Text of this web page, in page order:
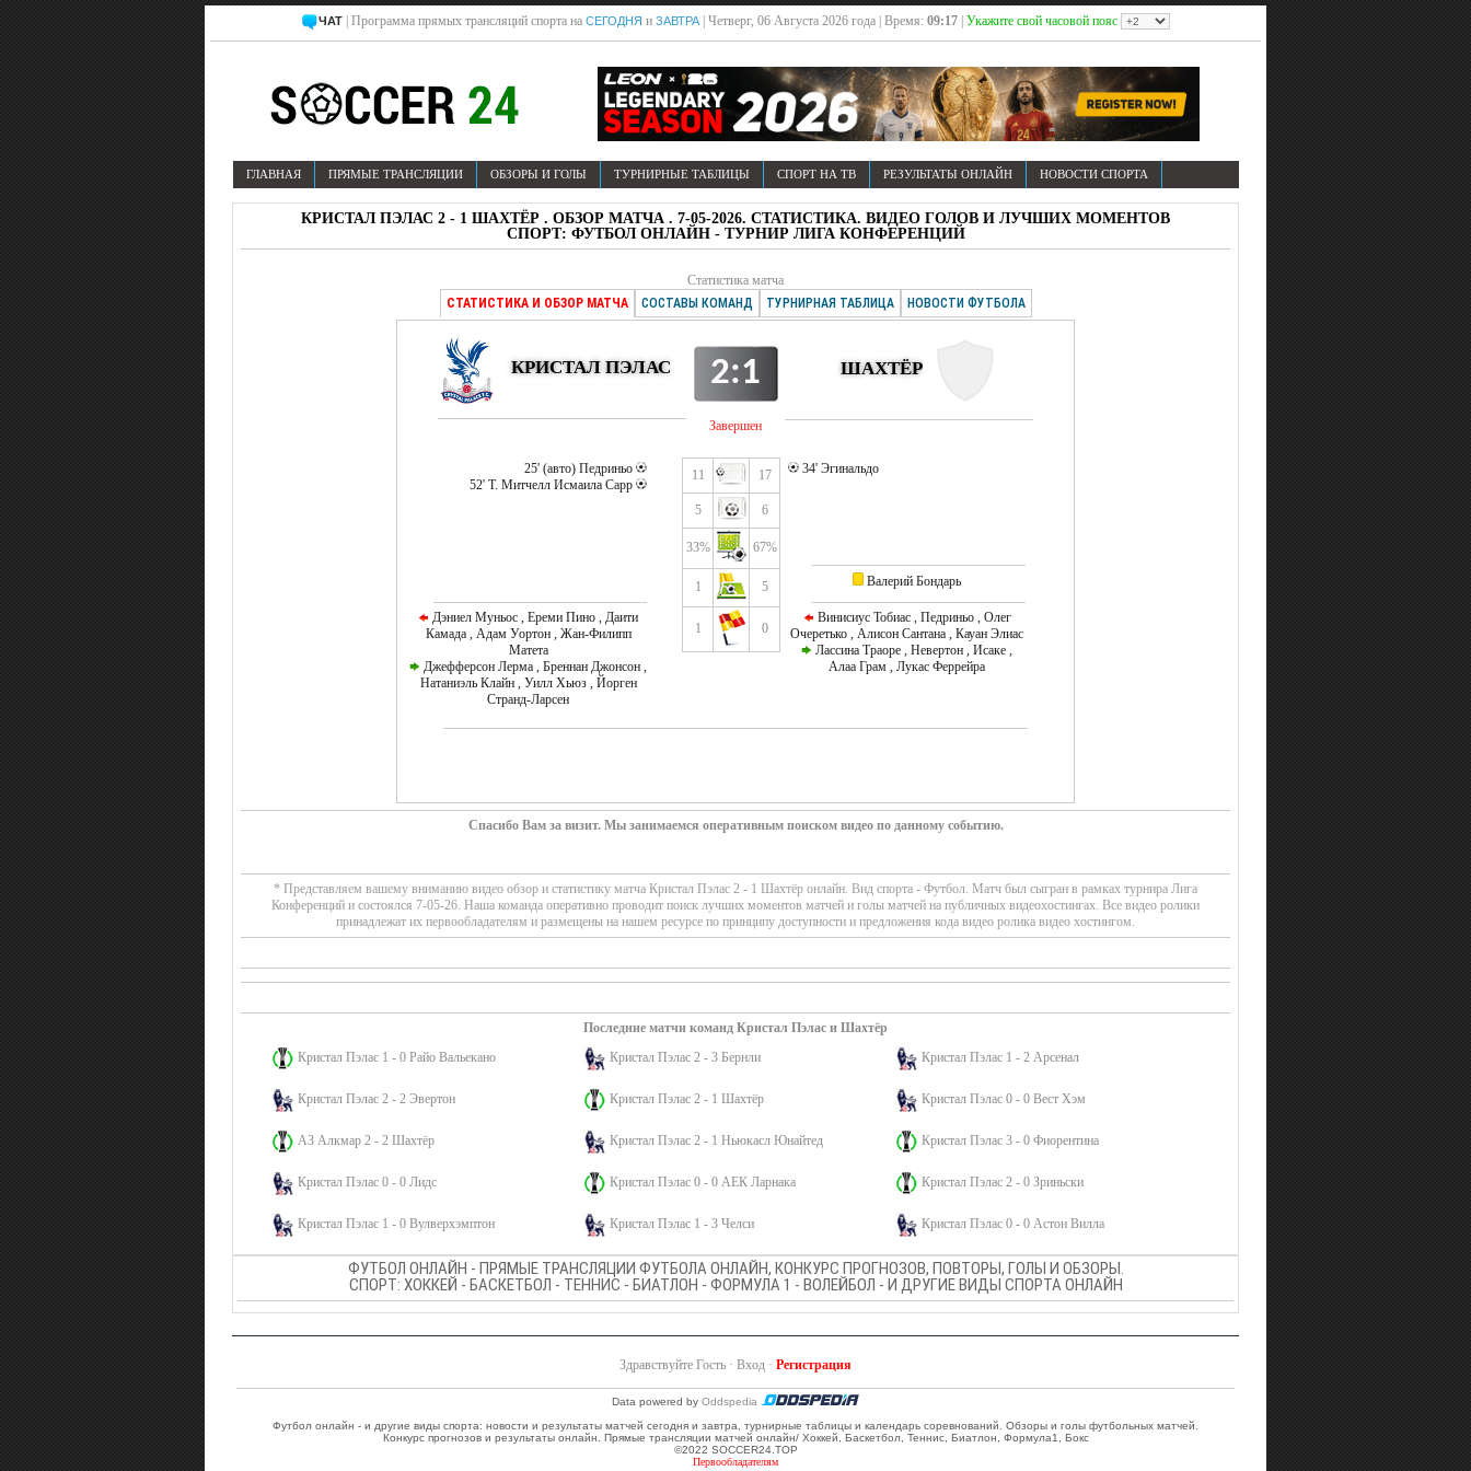
ЧАТ | Программа прямых трансляций спорта на СЕГОДНЯ и ЗАВТРА| Четверг, 06 Августа 2026 года | Время: 09:17 Укажите свой часовой пояс
ГЛАВНАЯ ПРЯМЫЕ ТРАНСЛЯЦИИ ОБЗОРЫ И ГОЛЫ ТУРНИРНЫЕ ТАБЛИЦЫ СПОРТ НА ТВ РЕЗУЛЬТАТЫ ОНЛАЙН НОВОСТИ СПОРТА
КРИСТАЛ ПЭЛАС 2 - 1 ШАХТЁР . ОБЗОР МАТЧА . 7-05-2026. СТАТИСТИКА. ВИДЕО ГОЛОВ И ЛУЧШИХ МОМЕНТОВ
СПОРТ: ФУТБОЛ ОНЛАЙН - ТУРНИР ЛИГА КОНФЕРЕНЦИЙ
Статистика матча
СТАТИСТИКА И ОБЗОР МАТЧА
СОСТАВЫ КОМАНД ТУРНИРНАЯ ТАБЛИЦА НОВОСТИ ФУТБОЛА
КРИСТАЛ ПЭЛАС 2:1
Завершен
ШАХТЁР
25' (авто) Педриньо
52' Т. Митчелл Исмаила Сарр
Дэниел Муньос , Ереми Пино , Даити
Камада , Адам Уортон , Жан-Филипп
Матета
Джефферсон Лерма , Бреннан Джонсон ,
Натаниэль Клайн , Уилл Хьюз , Йорген
Странд-Ларсен
11 17
5 6
33% 67%
1 5
1 0
34' Эгинальдо
Валерий Бондарь
Винисиус Тобиас , Педриньо , Олег
Очеретько , Алисон Сантана , Кауан Элиас
Лассина Траоре , Невертон , Исаке ,
Алаа Грам , Лукас Феррейра
Спасибо Вам за визит. Мы занимаемся оперативным поиском видео по данному событию.
* Представляем вашему вниманию видео обзор и статистику матча Кристал Пэлас 2 - 1 Шахтёр онлайн. Вид спорта - Футбол. Матч был сыгран в рамках турнира Лига
Конференций и состоялся 7-05-26. Наша команда оперативно проводит поиск лучших моментов матчей и голы матчей на публичных видеохостингах. Все видео ролики
принадлежат их первообладателям и размещены на нашем ресурсе по принципу доступности и предложения кода видео ролика видео хостингом.
Последние матчи команд Кристал Пэлас и Шахтёр
Кристал Пэлас 1 - 0 Райо Вальекано
Кристал Пэлас 2 - 3 Бернли Кристал Пэлас 1 - 2 Арсенал
Кристал Пэлас 2 - 2 Эвертон Кристал Пэлас 2 - 1 Шахтёр Кристал Пэлас 0 - 0 Вест Хэм
АЗ Алкмар 2 - 2 Шахтёр Кристал Пэлас 2 - 1 Ньюкасл Юнайтед Кристал Пэлас 3 - 0 Фиорентина
Кристал Пэлас 0 - 0 Лидс Кристал Пэлас 0 - 0 АЕК Ларнака Кристал Пэлас 2 - 0 Зриньски
Кристал Пэлас 1 - 0 Вулверхэмптон Кристал Пэлас 1 - 3 Челси Кристал Пэлас 0 - 0 Астон Вилла
ФУТБОЛ ОНЛАЙН - ПРЯМЫЕ ТРАНСЛЯЦИИ ФУТБОЛА ОНЛАЙН, КОНКУРС ПРОГНОЗОВ, ПОВТОРЫ, ГОЛЫ И ОБЗОРЫ.
СПОРТ: ХОККЕЙ - БАСКЕТБОЛ - ТЕННИС - БИАТЛОН - ФОРМУЛА 1 - ВОЛЕЙБОЛ - И ДРУГИЕ ВИДЫ СПОРТА ОНЛАЙН
Здравствуйте Гость · Вход · Регистрация
Data powered by Oddspedia
Футбол онлайн - и другие виды спорта: новости и результаты матчей сегодня и завтра, турнирные таблицы и календарь соревнований. Обзоры и голы футбольных матчей.
Конкурс прогнозов и результаты онлайн. Прямые трансляции матчей онлайн/ Хоккей, Баскетбол, Теннис, Биатлон, Формула1, Бокс
©2022 SOCCER24.TOP
Первообладателям